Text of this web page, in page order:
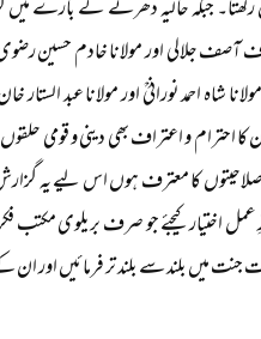
جبکہ حالیہ دھرنے کے بارے میں
جلالی اور مولانا خادم حسین رضوی
شاہ احمد نورانیؒ اور مولانا عبد
احترام و اعتراف بھی دینی و قومی
کا معترف ہوں اس لیے یہ گزارش
طرزِ عمل اختیار کیجئے جو صرف بریلوی
جنت میں بلند سے بلند تر فرمائیں اور